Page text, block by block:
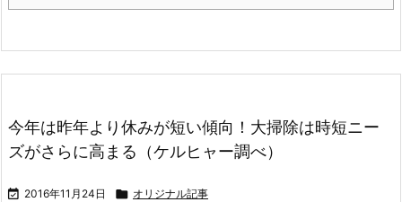
今年は昨年より休みが短い傾向！大掃除は時短ニー
ズがさらに高まる（ケルヒャー調べ）
 2016年11月24日  オリジナル記事